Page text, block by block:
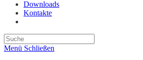
Downloads
Kontakte
umschalten
Menü Schließen